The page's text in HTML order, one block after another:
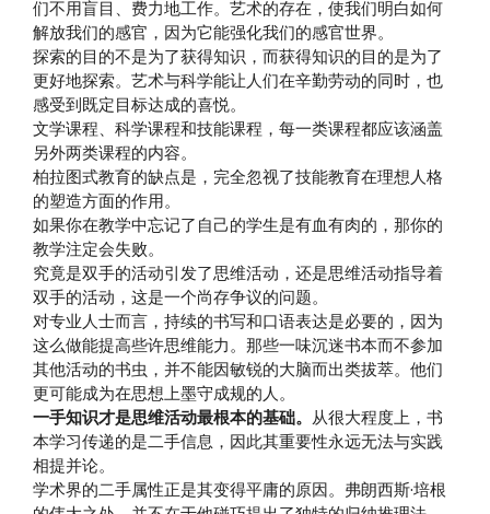
们不用盲目、费力地工作。艺术的存在，使我们明白如何
解放我们的感官，因为它能强化我们的感官世界。
探索的目的不是为了获得知识，而获得知识的目的是为了
更好地探索。艺术与科学能让人们在辛勤劳动的同时，也
感受到既定目标达成的喜悦。
文学课程、科学课程和技能课程，每一类课程都应该涵盖
另外两类课程的内容。
柏拉图式教育的缺点是，完全忽视了技能教育在理想人格
的塑造方面的作用。
如果你在教学中忘记了自己的学生是有血有肉的，那你的
教学注定会失败。
究竟是双手的活动引发了思维活动，还是思维活动指导着
双手的活动，这是一个尚存争议的问题。
对专业人士而言，持续的书写和口语表达是必要的，因为
这么做能提高些许思维能力。那些一味沉迷书本而不参加
其他活动的书虫，并不能因敏锐的大脑而出类拔萃。他们
更可能成为在思想上墨守成规的人。
一手知识才是思维活动最根本的基础。 从很大程度上，书
本学习传递的是二手信息，因此其重要性永远无法与实践
相提并论。
学术界的二手属性正是其变得平庸的原因。弗朗西斯·培根